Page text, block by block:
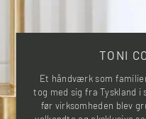
TONI
Et håndværk som
tog med sig fra Tyskland i
før virksomheden blev